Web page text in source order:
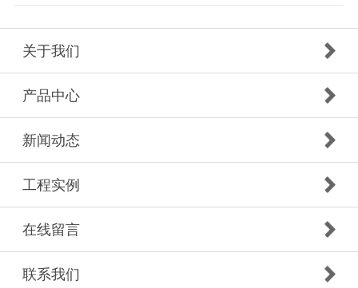
关于我们
产品中心
新闻动态
工程实例
在线留言
联系我们